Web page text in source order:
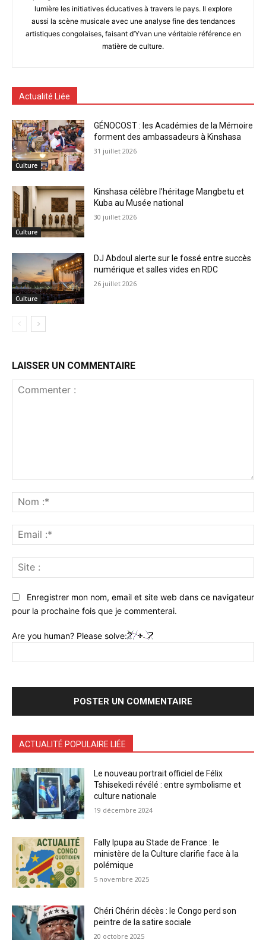
lumière les initiatives éducatives à travers le pays. Il explore
aussi la scène musicale avec une analyse fine des tendances
artistiques congolaises, faisant d’Yvan une véritable référence en
matière de culture.
Actualité Liée
Culture
GÉNOCOST : les Académies de la Mémoire
forment des ambassadeurs à Kinshasa
31 juillet 2026
Culture
Kinshasa célèbre l’héritage Mangbetu et
Kuba au Musée national
30 juillet 2026
Culture
DJ Abdoul alerte sur le fossé entre succès
numérique et salles vides en RDC
26 juillet 2026
LAISSER UN COMMENTAIRE
:*
:*
:
Enregistrer mon nom, email et site web dans ce navigateur
pour la prochaine fois que je commenterai.
Are you human? Please solve:
ACTUALITÉ POPULAIRE LIÉE
Le nouveau portrait officiel de Félix
Tshisekedi révélé : entre symbolisme et
culture nationale
19 décembre 2024
Fally Ipupa au Stade de France : le
ministère de la Culture clarifie face à la
polémique
5 novembre 2025
Chéri Chérin décès : le Congo perd son
peintre de la satire sociale
20 octobre 2025